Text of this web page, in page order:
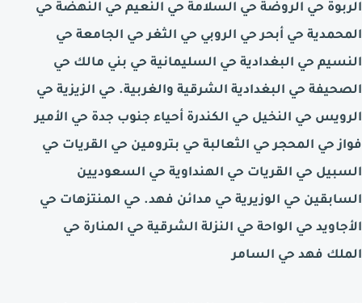
الربوة حي الروضة حي السلامة حي النعيم حي النهضة حي
المحمدية حي أبحر حي الروبي حي الثغر حي الجامعة حي
النسيم حي البغدادية حي السليمانية حي بني مالك حي
الصحيفة حي البغدادية الشرقية والغربية. حي الزيزية حي
الرويس حي النخيل حي الكندرة أحياء جنوب جدة حي الأمير
فواز حي المحجر حي الثعالبة حي بترومين حي القريات حي
السبيل حي القريات حي الهنداوية حي السعوديين
السابقين حي الوزيرية حي مدائن فهد. حي المنتزهات حي
الأجاويد حي الواحة حي النزلة الشرقية حي المنارة حي
الملك فهد حي السامر